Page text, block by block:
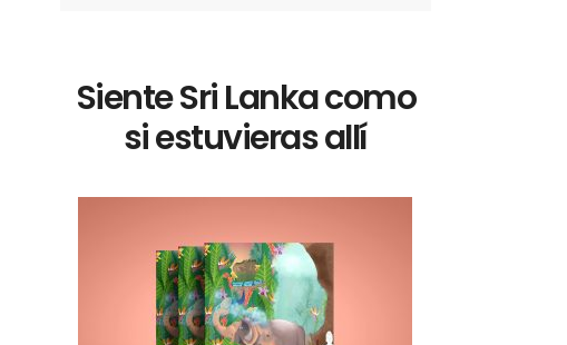
Siente Sri Lanka como
si estuvieras allí